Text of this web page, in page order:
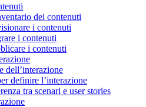
dei contenuti
i contenuti
i contenuti
i contenuti
dell’interazione
definire l’interazione
tra scenari e user stories